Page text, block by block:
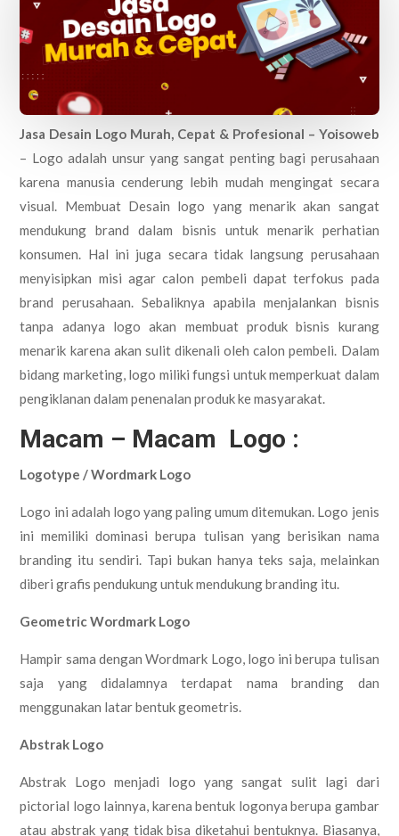
Jasa Desain Logo Murah, Cepat & Profesional – Yoisoweb
– Logo adalah unsur yang sangat penting bagi perusahaan
karena manusia cenderung lebih mudah mengingat secara
visual. Membuat Desain logo yang menarik akan sangat
mendukung brand dalam bisnis untuk menarik perhatian
konsumen. Hal ini juga secara tidak langsung perusahaan
menyisipkan misi agar calon pembeli dapat terfokus pada
brand perusahaan. Sebaliknya apabila menjalankan bisnis
tanpa adanya logo akan membuat produk bisnis kurang
menarik karena akan sulit dikenali oleh calon pembeli. Dalam
bidang marketing, logo miliki fungsi untuk memperkuat dalam
pengiklanan dalam penenalan produk ke masyarakat.
Macam – Macam Logo :
Logotype / Wordmark Logo
Logo ini adalah logo yang paling umum ditemukan. Logo jenis
ini memiliki dominasi berupa tulisan yang berisikan nama
branding itu sendiri. Tapi bukan hanya teks saja, melainkan
diberi grafis pendukung untuk mendukung branding itu.
Geometric Wordmark Logo
Hampir sama dengan Wordmark Logo, logo ini berupa tulisan
saja yang didalamnya terdapat nama branding dan
menggunakan latar bentuk geometris.
Abstrak Logo
Abstrak Logo menjadi logo yang sangat sulit lagi dari
pictorial logo lainnya, karena bentuk logonya berupa gambar
atau abstrak yang tidak bisa diketahui bentuknya. Biasanya,